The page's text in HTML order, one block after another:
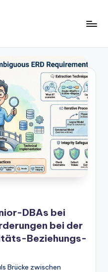
DBAs bei
bei der
Beziehungs-
Brücke zwischen